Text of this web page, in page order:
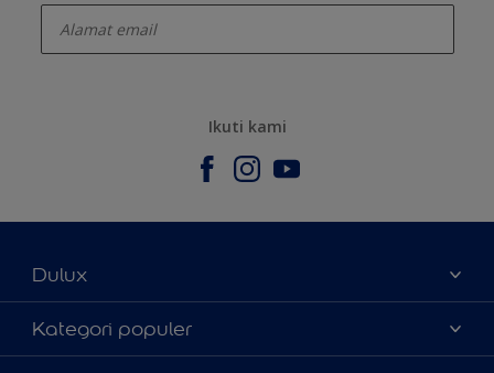
Ikuti kami
Dulux
Tentang Kami
Contact us
Kategori populer